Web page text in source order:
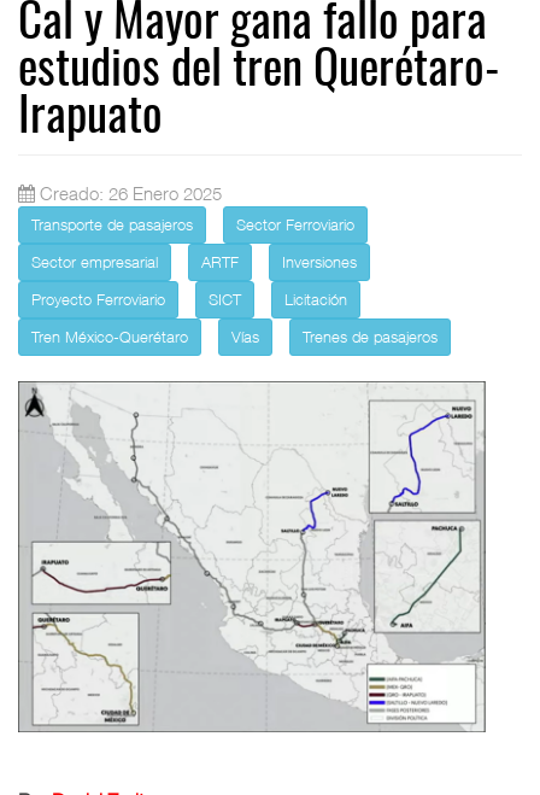
Cal y Mayor gana fallo para
estudios del tren Querétaro-
Irapuato
Creado: 26 Enero 2025
Transporte de pasajeros
Sector Ferroviario
Sector empresarial
ARTF
Inversiones
Proyecto Ferroviario
SICT
Licitación
Tren México-Querétaro
Vías Trenes de pasajeros